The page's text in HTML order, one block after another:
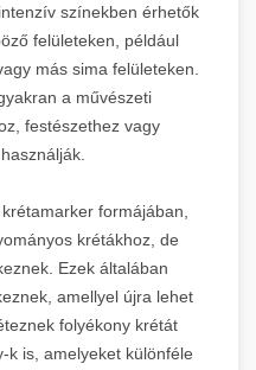
színekben érhetők
felületeken, például
más sima felületeken.
a művészeti
festészethez vagy
formájában,
krétákhoz, de
Ezek általában
amellyel újra lehet
folyékony krétát
k is, amelyeket különféle